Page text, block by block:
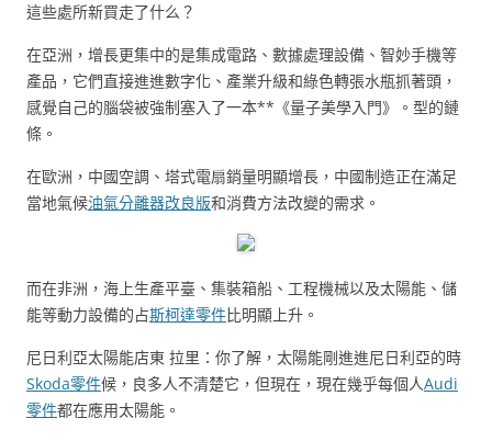
這些處所新買走了什么？
在亞洲，增長更集中的是集成電路、數據處理設備、智妙手機等
產品，它們直接進進數字化、產業升級和綠色轉張水瓶抓著頭，
感覺自己的腦袋被強制塞入了一本**《量子美學入門》。型的鏈
條。
在歐洲，中國空調、塔式電扇銷量明顯增長，中國制造正在滿足
當地氣候油氣分離器改良版和消費方法改變的需求。
而在非洲，海上生產平臺、集裝箱船、工程機械以及太陽能、儲
能等動力設備的占斯柯達零件比明顯上升。
尼日利亞太陽能店東 拉里：你了解，太陽能剛進進尼日利亞的時
Skoda零件候，良多人不清楚它，但現在，現在幾乎每個人Audi
零件都在應用太陽能。